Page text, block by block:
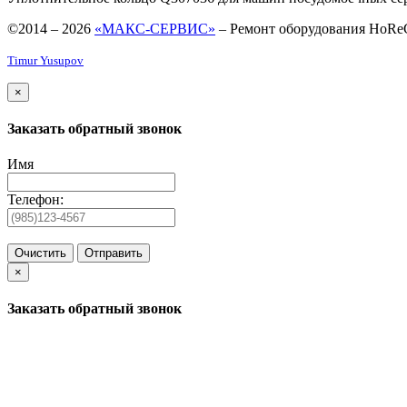
©2014 – 2026 «МАКС-СЕРВИС» – Ремонт оборудования
Timur Yusupov
×
Заказать обратный звонок
Имя
Телефон:
Очистить
Отправить
×
Заказать обратный звонок